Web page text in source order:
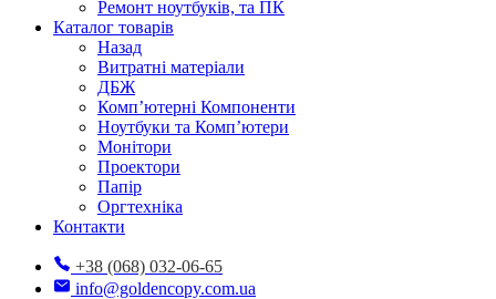
Ремонт ноутбуків, та ПК
Каталог товарів
Назад
Витратні матеріали
ДБЖ
Комп’ютерні Компоненти
Ноутбуки та Комп’ютери
Монітори
Проектори
Папір
Оргтехніка
Контакти
+38 (068) 032-06-65
info@goldencopy.com.ua